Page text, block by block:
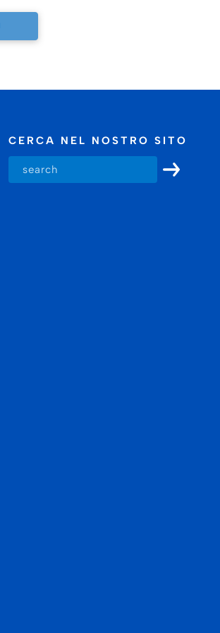
CERCA NEL NOSTRO SITO